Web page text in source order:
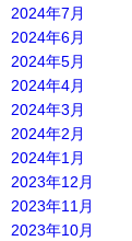
2024年7月
2024年6月
2024年5月
2024年4月
2024年3月
2024年2月
2024年1月
2023年12月
2023年11月
2023年10月